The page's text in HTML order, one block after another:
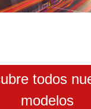
todos
modelos